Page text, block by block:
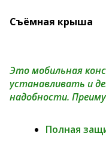
Съёмная крыша
Это мобильная
устанавливать и
надобности.
Полная